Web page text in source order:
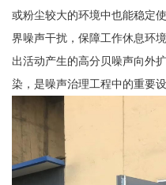
或粉尘较大的环境中也能稳定
界噪声干扰，保障工作休息环
出活动产生的高分贝噪声向外
染，是噪声治理工程中的重要设